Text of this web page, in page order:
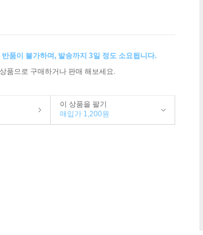
품이 불가하며, 발송까지 3일 정도 소요됩니다.
품으로 구매하거나 판매 해보세요.
이 상품을 팔기
매입가 1,200원